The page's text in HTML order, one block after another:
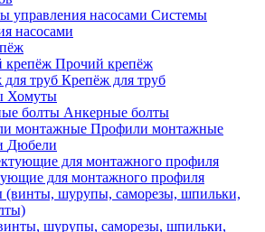
Системы
насосами
Прочий крепёж
Крепёж для труб
Хомуты
Анкерные болты
Профили монтажные
Дюбели
для монтажного профиля
шурупы, саморезы, шпильки,